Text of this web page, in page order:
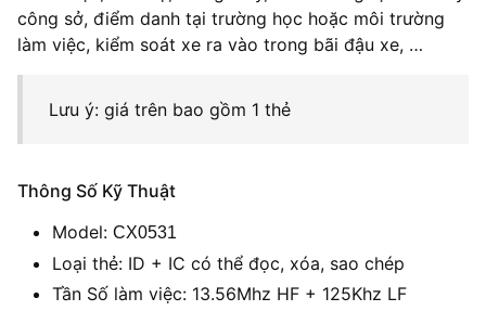
công sở, điểm danh tại trường học hoặc môi trường
làm việc, kiểm soát xe ra vào trong bãi đậu xe, …
Lưu ý: giá trên bao gồm 1 thẻ
Thông Số Kỹ Thuật
Model: CX0531
Loại thẻ: ID + IC có thể đọc, xóa, sao chép
Tần Số làm việc: 13.56Mhz HF + 125Khz LF